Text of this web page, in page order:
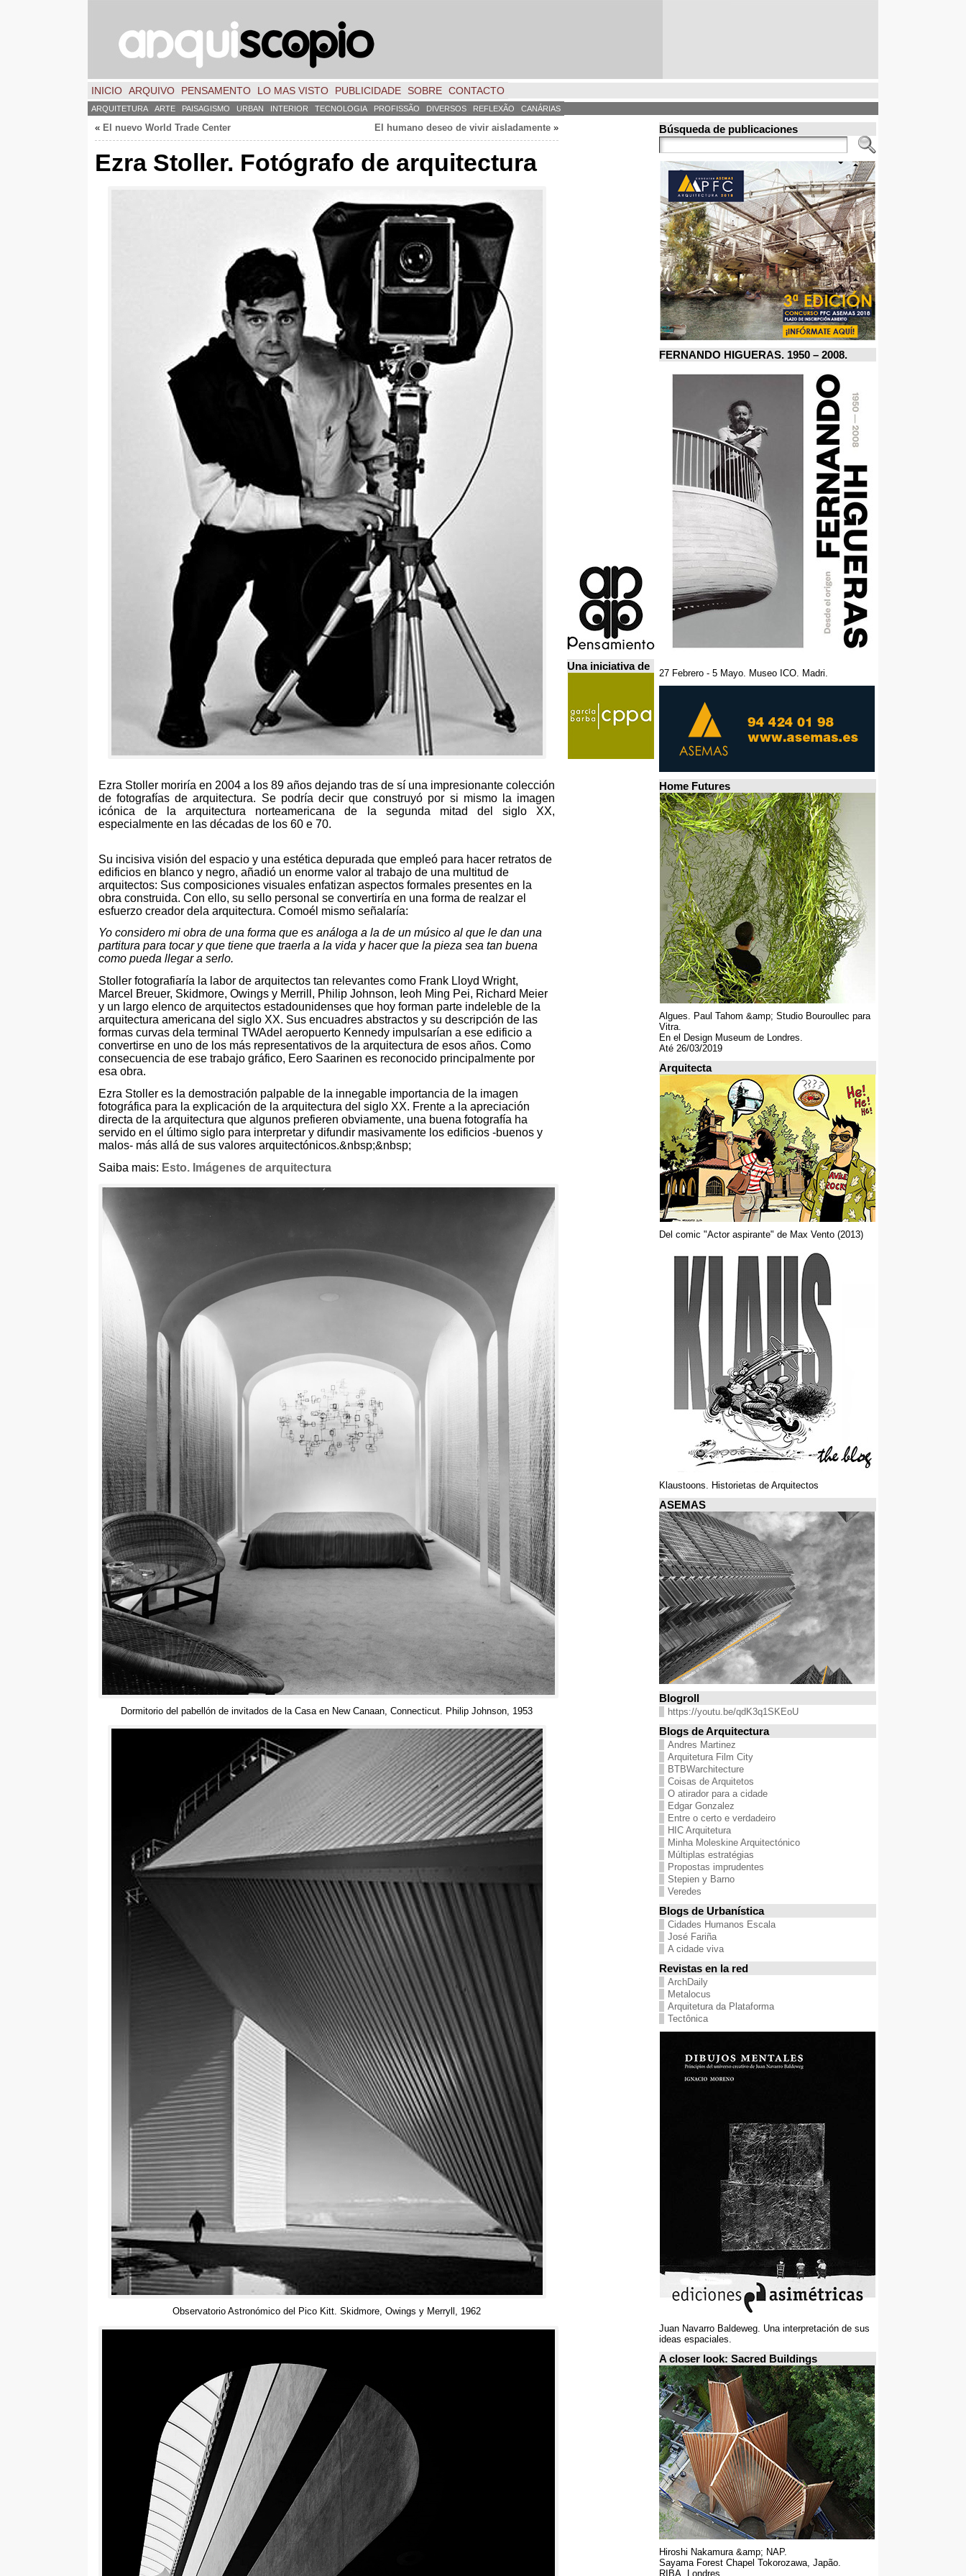
INICIO ARQUIVO PENSAMENTO LO MAS VISTO PUBLICIDADE SOBRE CONTACTO
ARQUITETURA ARTE PAISAGISMO URBAN INTERIOR TECNOLOGIA PROFISSÃO DIVERSOS REFLEXÃO CANÁRIAS
« El nuevo World Trade Center El humano deseo de vivir aisladamente »
Ezra Stoller. Fotógrafo de arquitectura
Ezra Stoller moriría en 2004 a los 89 años dejando tras de sí una impresionante colección
de fotografías de arquitectura. Se podría decir que construyó por si mismo la imagen
icónica de la arquitectura norteamericana de la segunda mitad del siglo XX,
especialmente en las décadas de los 60 e 70.
Su incisiva visión del espacio y una estética depurada que empleó para hacer retratos de
edificios en blanco y negro, añadió un enorme valor al trabajo de una multitud de
arquitectos: Sus composiciones visuales enfatizan aspectos formales presentes en la
obra construida. Con ello, su sello personal se convertiría en una forma de realzar el
esfuerzo creador dela arquitectura. Comoél mismo señalaría:
Yo considero mi obra de una forma que es análoga a la de un músico al que le dan una
partitura para tocar y que tiene que traerla a la vida y hacer que la pieza sea tan buena
como pueda llegar a serlo.
Stoller fotografiaría la labor de arquitectos tan relevantes como Frank Lloyd Wright,
Marcel Breuer, Skidmore, Owings y Merrill, Philip Johnson, Ieoh Ming Pei, Richard Meier
y un largo elenco de arquitectos estadounidenses que hoy forman parte indeleble de la
arquitectura americana del siglo XX. Sus encuadres abstractos y su descripción de las
formas curvas dela terminal TWAdel aeropuerto Kennedy impulsarían a ese edificio a
convertirse en uno de los más representativos de la arquitectura de esos años. Como
consecuencia de ese trabajo gráfico, Eero Saarinen es reconocido principalmente por
esa obra.
Ezra Stoller es la demostración palpable de la innegable importancia de la imagen
fotográfica para la explicación de la arquitectura del siglo XX. Frente a la apreciación
directa de la arquitectura que algunos prefieren obviamente, una buena fotografía ha
servido en el último siglo para interpretar y difundir masivamente los edificios -buenos y
malos- más allá de sus valores arquitectónicos.&nbsp;&nbsp;
Saiba mais: Esto. Imágenes de arquitectura
Dormitorio del pabellón de invitados de la Casa en New Canaan, Connecticut. Philip Johnson, 1953
Observatorio Astronómico del Pico Kitt. Skidmore, Owings y Merryll, 1962
Una iniciativa de
Búsqueda de publicaciones
FERNANDO HIGUERAS. 1950 – 2008.
27 Febrero - 5 Mayo. Museo ICO. Madri.
Home Futures
Algues. Paul Tahom &amp; Studio Bouroullec para
Vitra.
En el Design Museum de Londres.
Até 26/03/2019
Arquitecta
Del comic "Actor aspirante" de Max Vento (2013)
Klaustoons. Historietas de Arquitectos
ASEMAS
Blogroll
https://youtu.be/qdK3q1SKEoU
Blogs de Arquitectura
Andres Martinez
Arquitetura Film City
BTBWarchitecture
Coisas de Arquitetos
O atirador para a cidade
Edgar Gonzalez
Entre o certo e verdadeiro
HIC Arquitetura
Minha Moleskine Arquitectónico
Múltiplas estratégias
Propostas imprudentes
Stepien y Barno
Veredes
Blogs de Urbanística
Cidades Humanos Escala
José Fariña
A cidade viva
Revistas en la red
ArchDaily
Metalocus
Arquitetura da Plataforma
Tectônica
Juan Navarro Baldeweg. Una interpretación de sus
ideas espaciales.
A closer look: Sacred Buildings
Hiroshi Nakamura &amp; NAP.
Sayama Forest Chapel Tokorozawa, Japão.
RIBA, Londres.